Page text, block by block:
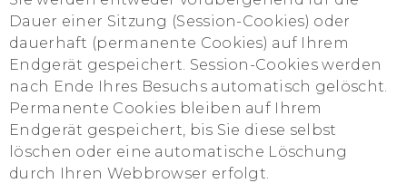
Dauer einer Sitzung (Session-Cookies) oder
dauerhaft (permanente Cookies) auf Ihrem
Endgerät gespeichert. Session-Cookies werden
nach Ende Ihres Besuchs automatisch gelöscht.
Permanente Cookies bleiben auf Ihrem
Endgerät gespeichert, bis Sie diese selbst
löschen oder eine automatische Löschung
durch Ihren Webbrowser erfolgt.